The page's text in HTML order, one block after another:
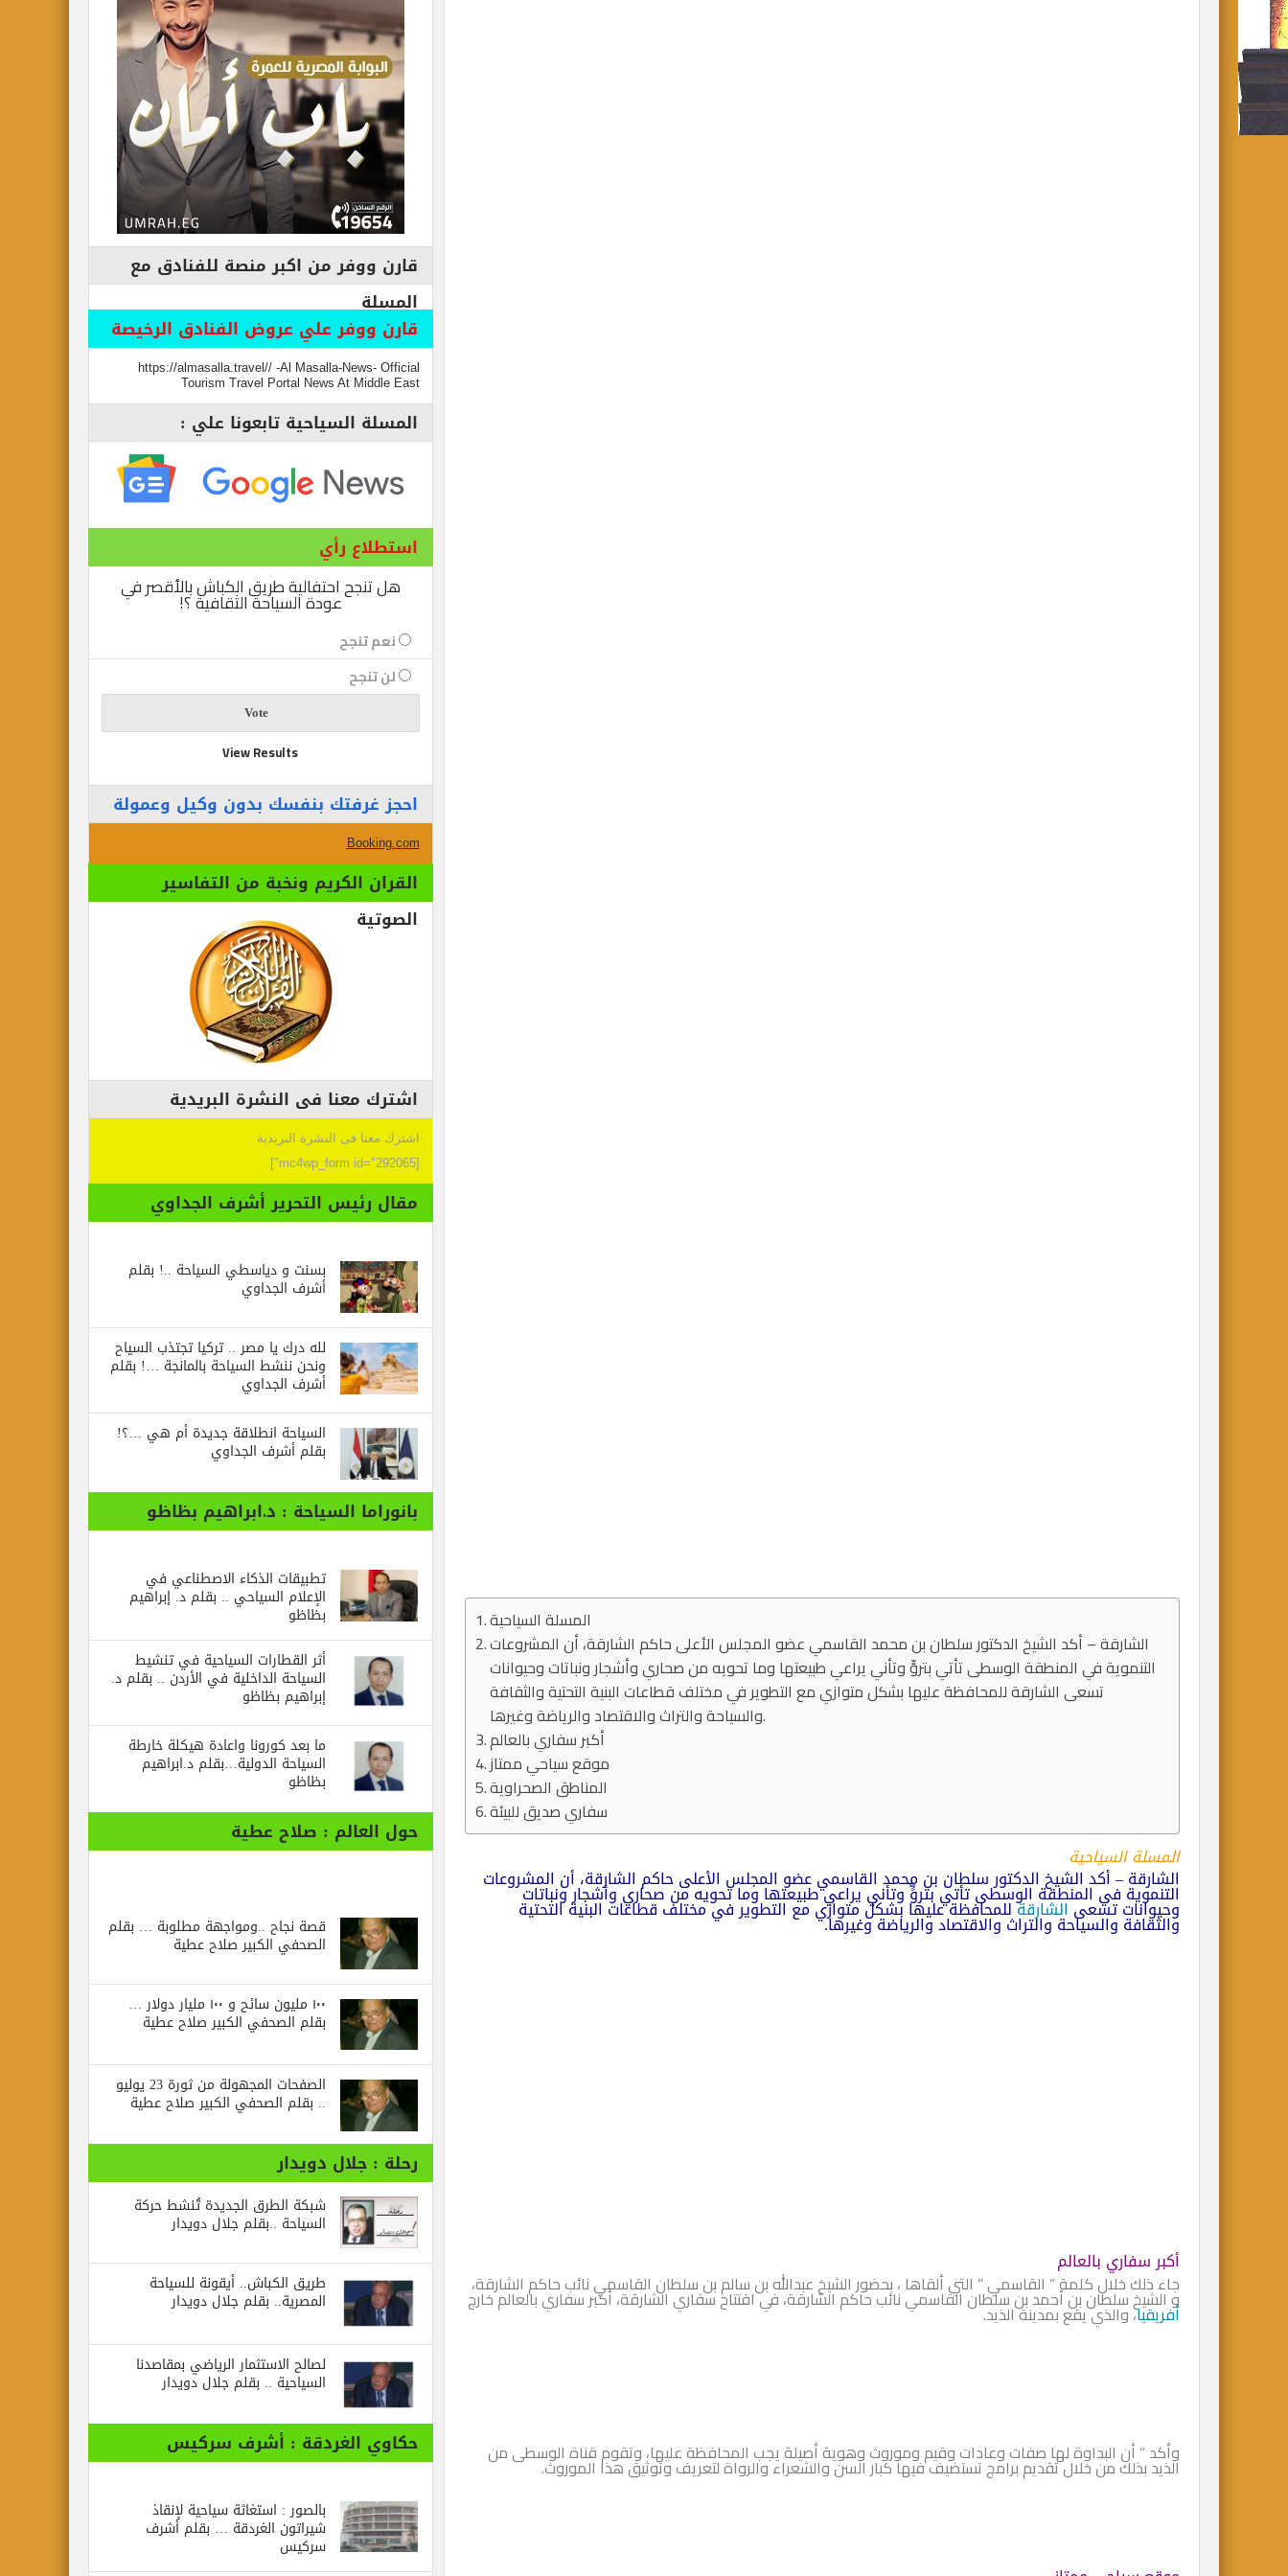
المسلة السياحية
الشارقة – أكد الشيخ الدكتور سلطان بن محمد القاسمي عضو المجلس الأعلى حاكم الشارقة، أن المشروعات
التنموية في المنطقة الوسطى تأتي بتروٍّ وتأني يراعي طبيعتها وما تحويه من صحاري وأشجار ونباتات وحيوانات
تسعى الشارقة للمحافظة عليها بشكل متوازي مع التطوير في مختلف قطاعات البنية التحتية والثقافة
والسياحة والتراث والاقتصاد والرياضة وغيرها.
أكبر سفاري بالعالم
موقع سياحي ممتاز
المناطق الصحراوية
سفاري صديق للبيئة
المسلة السياحية
الشارقة – أكد الشيخ الدكتور سلطان بن محمد القاسمي عضو المجلس الأعلى حاكم الشارقة، أن المشروعات
التنموية في المنطقة الوسطى تأتي بتروٍّ وتأني يراعي طبيعتها وما تحويه من صحاري وأشجار ونباتات
وحيوانات تسعىالشارقةللمحافظة عليها بشكل متوازي مع التطوير في مختلف قطاعات البنية التحتية
والثقافة والسياحة والتراث والاقتصاد والرياضة وغيرها.
أكبر سفاري بالعالم
جاء ذلك خلال كلمة ” القاسمي ” التي ألقاها ، بحضور الشيخ عبدالله بن سالم بن سلطان القاسمي نائب حاكم الشارقة،
و الشيخ سلطان بن أحمد بن سلطان القاسمي نائب حاكم الشارقة، في افتتاح سفاري الشارقة، أكبر سفاري بالعالم خارج
أفريقيا، والذي يقع بمدينة الذيد.
وأكد ” أن البداوة لها صفات وعادات وقيم وموروث وهوية أصيلة يجب المحافظة عليها، وتقوم قناة الوسطى من
الذيد بذلك من خلال تقديم برامج تستضيف فيها كبار السن والشعراء والرواة لتعريف وتوثيق هذا الموروث.
قارن ووفر من اكبر منصة للفنادق مع
المسلة
قارن ووفر علي عروض الفنادق الرخيصة
https://almasalla.travel// -Al Masalla-News- Official
Tourism Travel Portal News At Middle East
المسلة السياحية تابعونا علي :
استطلاع رأي
هل تنجح احتفالية طريق الكباش بالأقصر في
عودة السياحة الثقافية ؟!
نعم تنجح
لن تنجح
View Results
احجز غرفتك بنفسك بدون وكيل وعمولة
Booking.com
القران الكريم ونخبة من التفاسير
الصوتية
اشترك معنا فى النشرة البريدية
اشترك معنا فى النشرة البريدية
[mc4wp_form id="292065"]
مقال رئيس التحرير أشرف الجداوي
بسنت و دياسطي السياحة ..! بقلم
أشرف الجداوي
لله درك يا مصر .. تركيا تجتذب السياح
ونحن ننشط السياحة بالمانجة …! بقلم
أشرف الجداوي
السياحة انطلاقة جديدة أم هي …؟!
بقلم أشرف الجداوي
بانوراما السياحة : د.ابراهيم بظاظو
تطبيقات الذكاء الاصطناعي في
الإعلام السياحي .. بقلم د. إبراهيم
بظاظو
أثر القطارات السياحية في تنشيط
السياحة الداخلية في الأردن .. بقلم د.
إبراهيم بظاظو
ما بعد كورونا واعادة هيكلة خارطة
السياحة الدولية…بقلم د.ابراهيم
بظاظو
حول العالم : صلاح عطية
قصة نجاح ..ومواجهة مطلوبة … بقلم
الصحفي الكبير صلاح عطية
١٠٠ مليون سائح و ١٠٠ مليار دولار …
بقلم الصحفي الكبير صلاح عطية
الصفحات المجهولة من ثورة 23 يوليو
.. بقلم الصحفي الكبير صلاح عطية
رحلة : جلال دويدار
شبكة الطرق الجديدة تُنشط حركة
السياحة ..بقلم جلال دويدار
طريق الكباش.. أيقونة للسياحة
المصرية.. بقلم جلال دويدار
لصالح الاستثمار الرياضي بمقاصدنا
السياحية .. بقلم جلال دويدار
حكاوي الغردقة : أشرف سركيس
بالصور : استغاثة سياحية لإنقاذ
شيراتون الغردقة … بقلم أشرف
سركيس